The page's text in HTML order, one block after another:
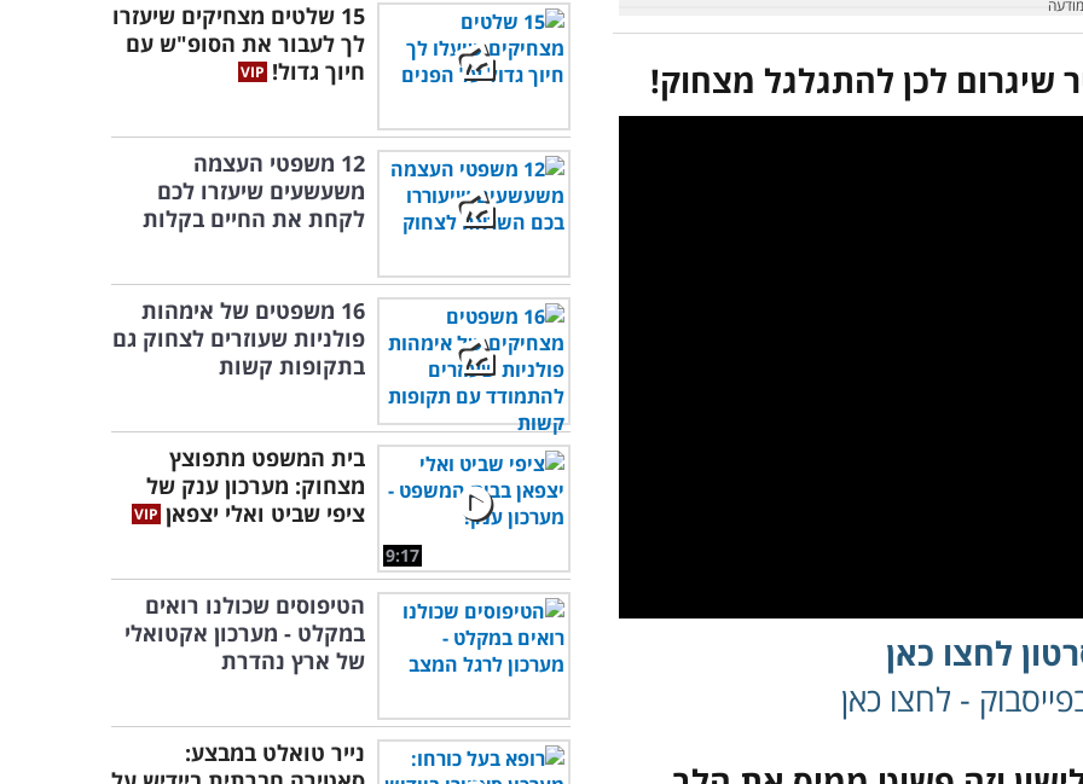
שיגרום לכן להתגלגל מצחוק!
לחצו כאן
- לחצו כאן
15 שלטים מצחיקים שיעזרו
לך לעבור את הסופ"ש עם
חיוך גדול!
12 משפטי העצמה
משעשעים שיעזרו לכם
לקחת את החיים בקלות
16 משפטים של אימהות
פולניות שעוזרים לצחוק גם
בתקופות קשות
9:17
בית המשפט מתפוצץ
מצחוק: מערכון ענק של
ציפי שביט ואלי יצפאן
הטיפוסים שכולנו רואים
במקלט - מערכון אקטואלי
של ארץ נהדרת
נייר טואלט במבצע: